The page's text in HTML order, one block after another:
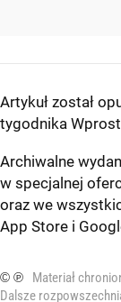
Artykuł został
tygodnika Wprost
Archiwalne
w specjalnej
oraz we
App Store i
© ℗
Materiał
Dalsze